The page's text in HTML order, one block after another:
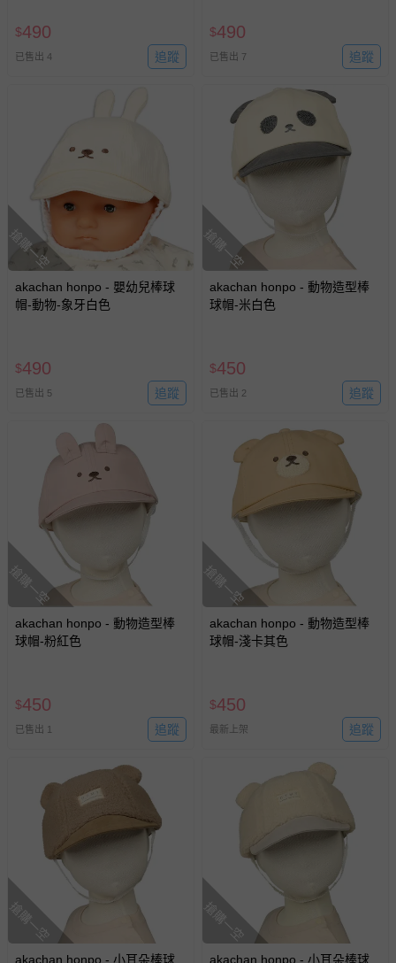
$490
已售出 4 追蹤
$490
已售出 7 追蹤
搶購一空
akachan honpo - 嬰幼兒棒球
帽-動物-象牙白色
$490
已售出 5 追蹤
搶購一空
akachan honpo - 動物造型棒
球帽-米白色
$450
已售出 2 追蹤
搶購一空
akachan honpo - 動物造型棒
球帽-粉紅色
$450
已售出 1 追蹤
搶購一空
akachan honpo - 動物造型棒
球帽-淺卡其色
$450
最新上架 追蹤
搶購一空
akachan honpo - 小耳朵棒球
搶購一空
akachan honpo - 小耳朵棒球